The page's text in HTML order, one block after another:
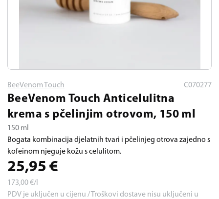
BeeVenom Touch C070277
BeeVenom Touch Anticelulitna
krema s pčelinjim otrovom, 150 ml
150 ml
Bogata kombinacija djelatnih tvari i pčelinjeg otrova zajedno s
kofeinom njeguje kožu s celulitom.
25,95 €
173,00€/l
PDV je uključen u cijenu / Troškovi dostave nisu uključeni u